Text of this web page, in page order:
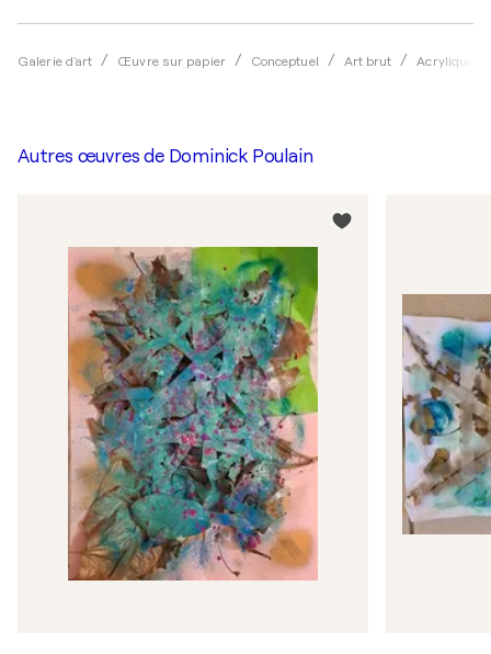
Galerie d'art Œuvre sur papier Conceptuel Art brut Acrylique
Autres œuvres de Dominick Poulain